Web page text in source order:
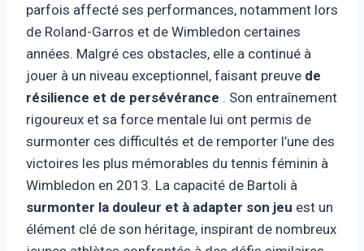
parfois affecté ses performances, notamment lors
de Roland-Garros et de Wimbledon certaines
années. Malgré ces obstacles, elle a continué à
jouer à un niveau exceptionnel, faisant preuve de
résilience et de persévérance . Son entraînement
rigoureux et sa force mentale lui ont permis de
surmonter ces difficultés et de remporter l’une des
victoires les plus mémorables du tennis féminin à
Wimbledon en 2013. La capacité de Bartoli à
surmonter la douleur et à adapter son jeu est un
élément clé de son héritage, inspirant de nombreux